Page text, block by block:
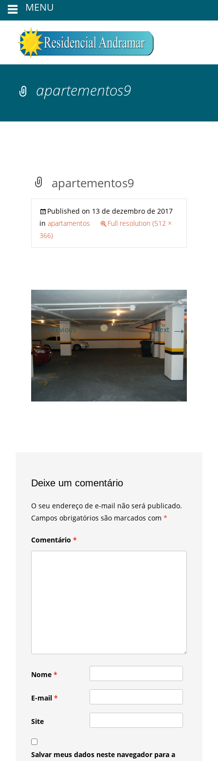
apartementos9
apartementos9
Published on 13 de dezembro de 2017
in apartamentos
Full resolution (512 ×
366)
←Previous Next →
Deixe um comentário
O seu endereço de e-mail não será publicado.
Campos obrigatórios são marcados com *
Comentário *
Nome *
E-mail *
Site
Salvar meus dados neste navegador para a
MENU